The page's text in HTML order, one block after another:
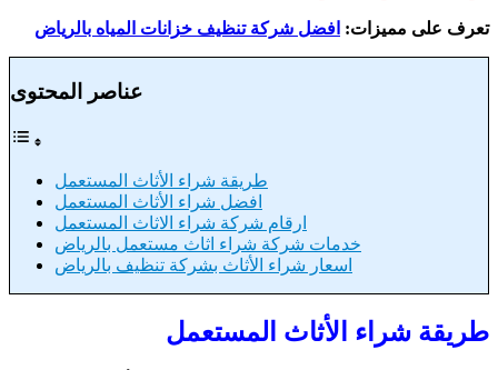
تعرف على مميزات: افضل شركة تنظيف خزانات المياه بالرياض
عناصر المحتوى
طريقة شراء الأثاث المستعمل
افضل شراء الأثاث المستعمل
ارقام شركة شراء الاثاث المستعمل
خدمات شركة شراء اثاث مستعمل بالرياض
اسعار شراء الأثاث بشركة تنظيف بالرياض
طريقة شراء الأثاث المستعمل